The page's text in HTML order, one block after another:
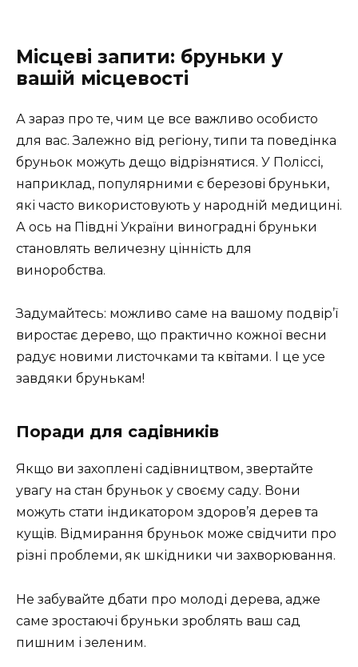
Місцеві запити: бруньки у
вашій місцевості
А зараз про те, чим це все важливо особисто
для вас. Залежно від регіону, типи та поведінка
бруньок можуть дещо відрізнятися. У Поліссі,
наприклад, популярними є березові бруньки,
які часто використовують у народній медицині.
А ось на Півдні України виноградні бруньки
становлять величезну цінність для
виноробства.
Задумайтесь: можливо саме на вашому подвір’ї
виростає дерево, що практично кожної весни
радує новими листочками та квітами. І це усе
завдяки брунькам!
Поради для садівників
Якщо ви захоплені садівництвом, звертайте
увагу на стан бруньок у своєму саду. Вони
можуть стати індикатором здоров’я дерев та
кущів. Відмирання бруньок може свідчити про
різні проблеми, як шкідники чи захворювання.
Не забувайте дбати про молоді дерева, адже
саме зростаючі бруньки зроблять ваш сад
пишним і зеленим.